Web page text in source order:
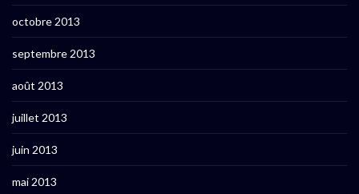
octobre 2013
septembre 2013
août 2013
juillet 2013
juin 2013
mai 2013